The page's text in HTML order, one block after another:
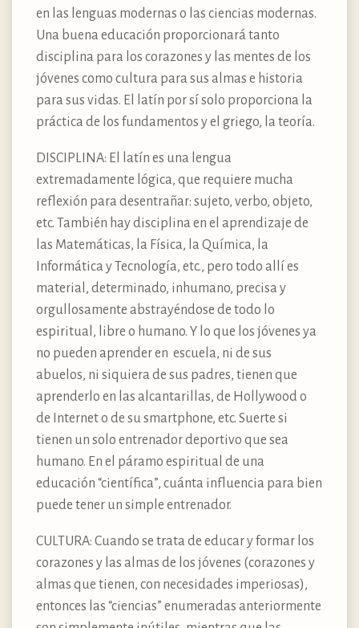
en las lenguas modernas o las ciencias modernas.
Una buena educación proporcionará tanto
disciplina para los corazones y las mentes de los
jóvenes como cultura para sus almas e historia
para sus vidas. El latín por sí solo proporciona la
práctica de los fundamentos y el griego, la teoría.
DISCIPLINA: El latín es una lengua
extremadamente lógica, que requiere mucha
reflexión para desentrañar: sujeto, verbo, objeto,
etc. También hay disciplina en el aprendizaje de
las Matemáticas, la Física, la Química, la
Informática y Tecnología, etc., pero todo allí es
material, determinado, inhumano, precisa y
orgullosamente abstrayéndose de todo lo
espiritual, libre o humano. Y lo que los jóvenes ya
no pueden aprender en escuela, ni de sus
abuelos, ni siquiera de sus padres, tienen que
aprenderlo en las alcantarillas, de Hollywood o
de Internet o de su smartphone, etc. Suerte si
tienen un solo entrenador deportivo que sea
humano. En el páramo espiritual de una
educación “científica”, cuánta influencia para bien
puede tener un simple entrenador.
CULTURA: Cuando se trata de educar y formar los
corazones y las almas de los jóvenes (corazones y
almas que tienen, con necesidades imperiosas),
entonces las “ciencias” enumeradas anteriormente